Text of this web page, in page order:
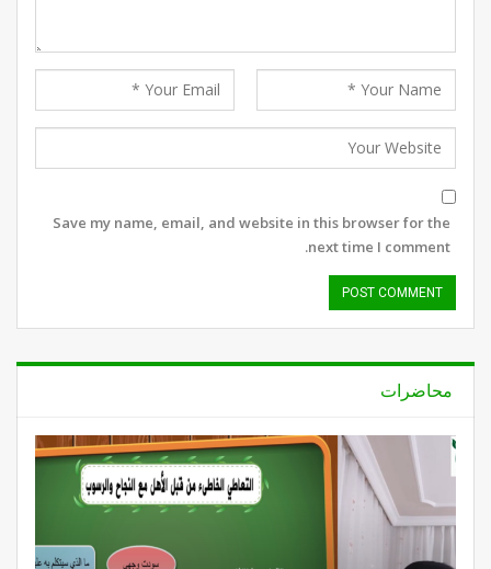
Save my name, email, and website in this browser for the
next time I comment.
محاضرات